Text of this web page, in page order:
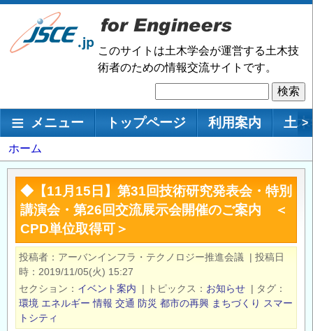
メ
ン
移
このサイトは土木学会が運営する土木技
術者のための情報交流サイトです。
索
メインナビゲーション
メニュー トップページ 利用案内 土 >
パ
ン
く
ず
ホーム
◆【11月15日】第31回技術研究発表会・特別
講演会・第26回交流展示会開催のご案内 ＜
CPD単位取得可＞
投稿者 アーバンインフラ・テクノロジー推進会議 | 投稿日
時
2019/11/05(火) 15:27
セクション
イベント案内 | トピックス お知らせ | タグ
環境 エネルギー 情報 交通 防災 都市の再興 まちづくり スマー
トシティ